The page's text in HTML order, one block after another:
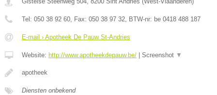
Tel: 050 38 92 60, Fax: 050 38 97 32, BTW-nr: be 0418 488 187
E-mail › Apotheek De Pauw St-Andries
Website: http://www.apotheekdepauw.be/ Screenshot ▼
apotheek
Diensten onbekend